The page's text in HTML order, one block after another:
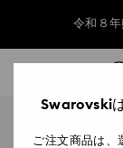
令和８
0 - Header
Swarovski
ご注文商品は、